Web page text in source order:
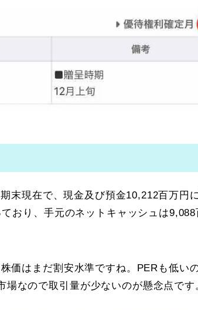
末現在で、現金及び預金10,212百万円
おり、手元のネットキャッシュは9,088
価はまだ割安水準ですね。PERも低い
なので取引量が少ないのが懸念点です